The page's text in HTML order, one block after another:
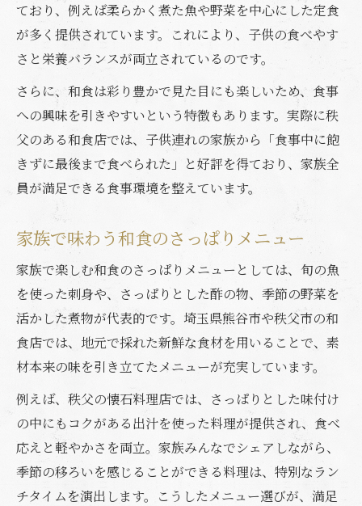
ており、例えば柔らかく煮た魚や野菜を中心にした定食
が多く提供されています。これにより、子供の食べやす
さと栄養バランスが両立されているのです。
さらに、和食は彩り豊かで見た目にも楽しいため、食事
への興味を引きやすいという特徴もあります。実際に秩
父のある和食店では、子供連れの家族から「食事中に飽
きずに最後まで食べられた」と好評を得ており、家族全
員が満足できる食事環境を整えています。
家族で味わう和食のさっぱりメニュー
家族で楽しむ和食のさっぱりメニューとしては、旬の魚
を使った刺身や、さっぱりとした酢の物、季節の野菜を
活かした煮物が代表的です。埼玉県熊谷市や秩父市の和
食店では、地元で採れた新鮮な食材を用いることで、素
材本来の味を引き立てたメニューが充実しています。
例えば、秩父の懐石料理店では、さっぱりとした味付け
の中にもコクがある出汁を使った料理が提供され、食べ
応えと軽やかさを両立。家族みんなでシェアしながら、
季節の移ろいを感じることができる料理は、特別なラン
チタイムを演出します。こうしたメニュー選びが、満足